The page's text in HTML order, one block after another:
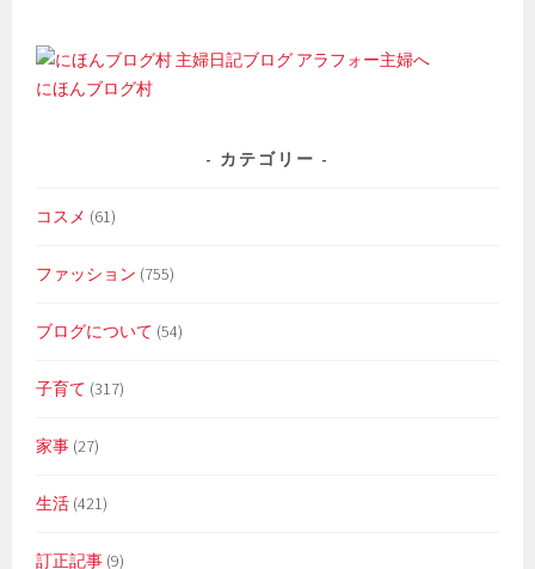
にほんブログ村
カテゴリー
コスメ (61)
ファッション (755)
ブログについて (54)
子育て (317)
家事 (27)
生活 (421)
訂正記事 (9)